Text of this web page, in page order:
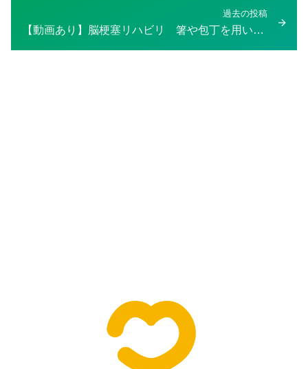
シ
過去の投稿
去
の
【動画あり】脳梗塞リハビリ 箸や包丁を用いて料理がしたい。